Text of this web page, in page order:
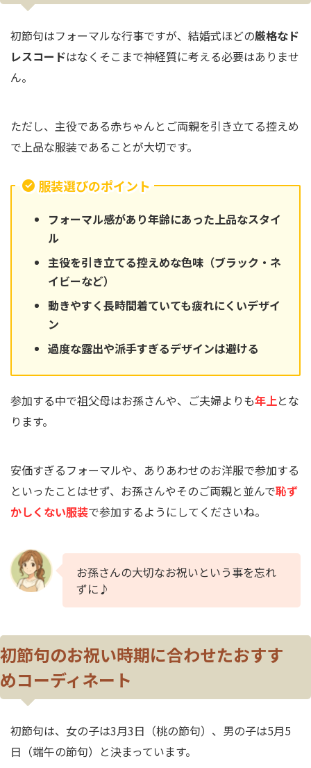
初節句はフォーマルな行事ですが、結婚式ほどの厳格なド
レスコードはなくそこまで神経質に考える必要はありませ
ん。
ただし、主役である赤ちゃんとご両親を引き立てる控えめ
で上品な服装であることが大切です。
服装選びのポイント
フォーマル感があり年齢にあった上品なスタイ
ル
主役を引き立てる控えめな色味（ブラック・ネ
イビーなど）
動きやすく長時間着ていても疲れにくいデザイ
ン
過度な露出や派手すぎるデザインは避ける
参加する中で祖父母はお孫さんや、ご夫婦よりも年上とな
ります。
安価すぎるフォーマルや、ありあわせのお洋服で参加する
といったことはせず、お孫さんやそのご両親と並んで恥ず
かしくない服装で参加するようにしてくださいね。
お孫さんの大切なお祝いという事を忘れ
ずに♪
初節句のお祝い時期に合わせたおすす
めコーディネート
初節句は、女の子は3月3日（桃の節句）、男の子は5月5
日（端午の節句）と決まっています。